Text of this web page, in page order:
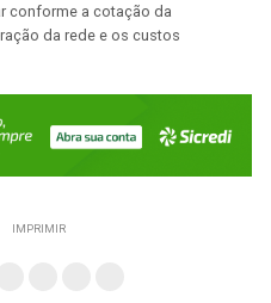
conforme a cotação da
da rede e os custos
IMPRIMIR